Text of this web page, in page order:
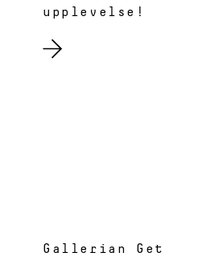
upplevelse!
Gallerian Get